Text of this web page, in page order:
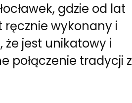
gdzie od lat
ręcznie wykonany i
jest unikatowy i
połączenie tradycji z